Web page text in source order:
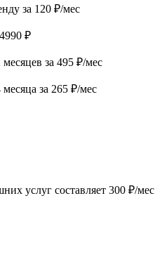
за 120 ₽/мес
₽
за 495 ₽/мес
за 265 ₽/мес
услуг составляет 300 ₽/мес